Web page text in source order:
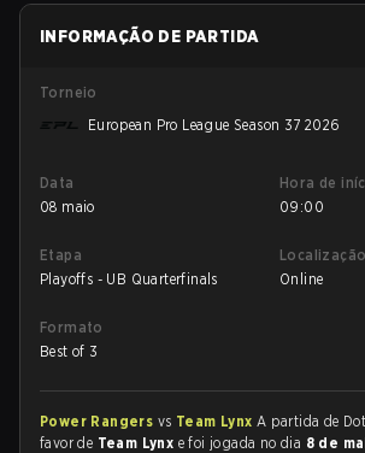
INFORMAÇÃO DE PARTIDA
Torneio
European Pro League Season 37 2026
Data
08 maio
Hora de
09:00
Etapa
Playoffs - UB Quarterfinals
Localização
Online
Formato
Best of 3
Power Rangers vs Team Lynx A partida de
favor de Team Lynx e foi jogada no dia 8 de